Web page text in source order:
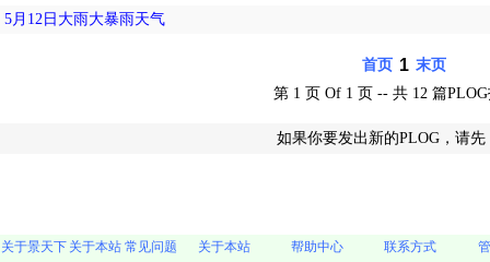
5月12日大雨大暴雨天气
首页 1 末页
第 1 页 Of 1 页 -- 共 12 篇
如果你要发出新的PLOG，请先
关于景天下 关于本站 常见问题 关于本站 帮助中心 联系方式